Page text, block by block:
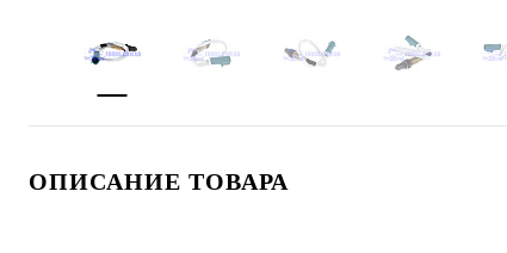
ОПИСАНИЕ ТОВАРА